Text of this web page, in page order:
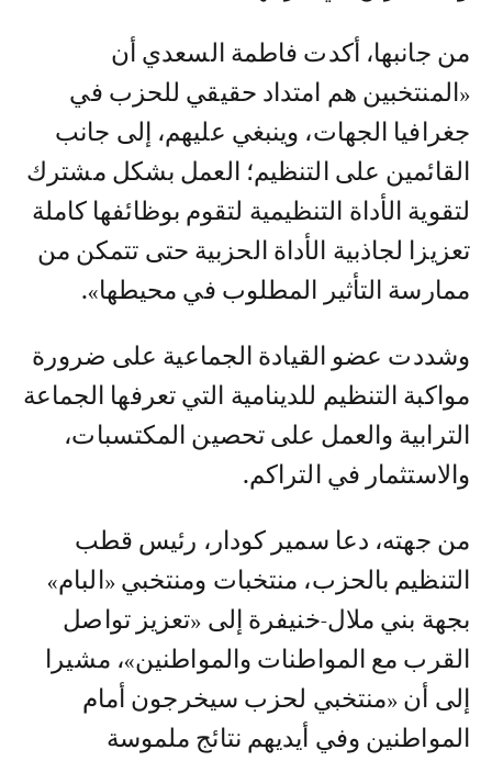
من جانبها، أكدت فاطمة السعدي أن
«المنتخبين هم امتداد حقيقي للحزب في
جغرافيا الجهات، وينبغي عليهم، إلى جانب
القائمين على التنظيم؛ العمل بشكل مشترك
لتقوية الأداة التنظيمية لتقوم بوظائفها كاملة
تعزيزا لجاذبية الأداة الحزبية حتى تتمكن من
ممارسة التأثير المطلوب في محيطها».
وشددت عضو القيادة الجماعية على ضرورة
مواكبة التنظيم للدينامية التي تعرفها الجماعة
الترابية والعمل على تحصين المكتسبات،
والاستثمار في التراكم.
من جهته، دعا سمير كودار، رئيس قطب
التنظيم بالحزب، منتخبات ومنتخبي «البام»
بجهة بني ملال-خنيفرة إلى «تعزيز تواصل
القرب مع المواطنات والمواطنين»، مشيرا
إلى أن «منتخبي لحزب سيخرجون أمام
المواطنين وفي أيديهم نتائج ملموسة